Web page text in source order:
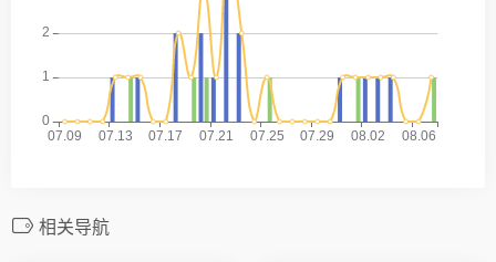
相关导航